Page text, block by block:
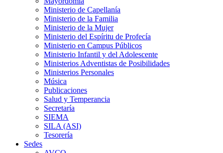
Ministerio de Capellanía
Ministerio de la Familia
Ministerio de la Mujer
Ministerio del Espíritu de Profecía
Ministerio en Campus Públicos
Ministerio Infantil y del Adolescente
Ministerios Adventistas de Posibilidades
Ministerios Personales
Música
Publicaciones
Salud y Temperancia
Secretaría
SIEMA
SILA (ASI)
Tesorería
Sedes